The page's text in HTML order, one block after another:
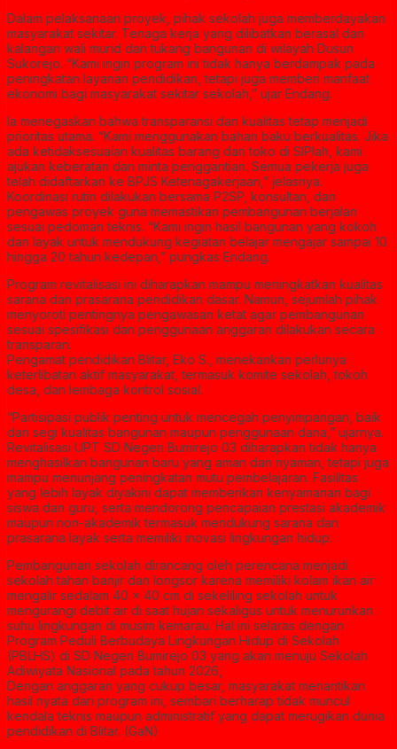
Dalam pelaksanaan proyek, pihak sekolah juga memberdayakan
masyarakat sekitar. Tenaga kerja yang dilibatkan berasal dari
kalangan wali murid dan tukang bangunan di wilayah Dusun
Sukorejo. “Kami ingin program ini tidak hanya berdampak pada
peningkatan layanan pendidikan, tetapi juga memberi manfaat
ekonomi bagi masyarakat sekitar sekolah,” ujar Endang.
Ia menegaskan bahwa transparansi dan kualitas tetap menjadi
prioritas utama. “Kami menggunakan bahan baku berkualitas. Jika
ada ketidaksesuaian kualitas barang dari toko di SIPlah, kami
ajukan keberatan dan minta penggantian. Semua pekerja juga
telah didaftarkan ke BPJS Ketenagakerjaan,” jelasnya.
Koordinasi rutin dilakukan bersama P2SP, konsultan, dan
pengawas proyek guna memastikan pembangunan berjalan
sesuai pedoman teknis. “Kami ingin hasil bangunan yang kokoh
dan layak untuk mendukung kegiatan belajar mengajar sampai 10
hingga 20 tahun kedepan,” pungkas Endang.
Program revitalisasi ini diharapkan mampu meningkatkan kualitas
sarana dan prasarana pendidikan dasar. Namun, sejumlah pihak
menyoroti pentingnya pengawasan ketat agar pembangunan
sesuai spesifikasi dan penggunaan anggaran dilakukan secara
transparan.
Pengamat pendidikan Blitar, Eko S., menekankan perlunya
keterlibatan aktif masyarakat, termasuk komite sekolah, tokoh
desa, dan lembaga kontrol sosial.
“Partisipasi publik penting untuk mencegah penyimpangan, baik
dari segi kualitas bangunan maupun penggunaan dana,” ujarnya.
Revitalisasi UPT SD Negeri Bumirejo 03 diharapkan tidak hanya
menghasilkan bangunan baru yang aman dan nyaman, tetapi juga
mampu menunjang peningkatan mutu pembelajaran. Fasilitas
yang lebih layak diyakini dapat memberikan kenyamanan bagi
siswa dan guru, serta mendorong pencapaian prestasi akademik
maupun non-akademik termasuk mendukung sarana dan
prasarana layak serta memiliki inovasi lingkungan hidup.
Pembangunan sekolah dirancang oleh perencana menjadi
sekolah tahan banjir dan longsor karena memiliki kolam ikan air
mengalir sedalam 40 x 40 cm di sekeliling sekolah untuk
mengurangi debit air di saat hujan sekaligus untuk menurunkan
suhu lingkungan di musim kemarau. Hal ini selaras dengan
Program Peduli Berbudaya Lingkungan Hidup di Sekolah
(PBLHS) di SD Negeri Bumirejo 03 yang akan menuju Sekolah
Adiwiyata Nasional pada tahun 2026,
Dengan anggaran yang cukup besar, masyarakat menantikan
hasil nyata dari program ini, sembari berharap tidak muncul
kendala teknis maupun administratif yang dapat merugikan dunia
pendidikan di Blitar. (GaN)